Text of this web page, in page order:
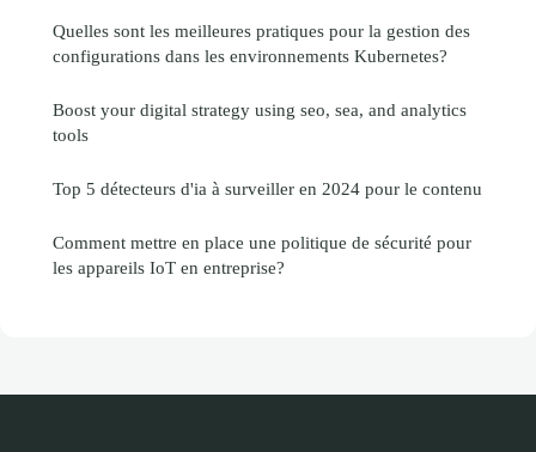
Quelles sont les meilleures pratiques pour la gestion des
configurations dans les environnements Kubernetes?
Boost your digital strategy using seo, sea, and analytics
tools
Top 5 détecteurs d'ia à surveiller en 2024 pour le contenu
Comment mettre en place une politique de sécurité pour
les appareils IoT en entreprise?